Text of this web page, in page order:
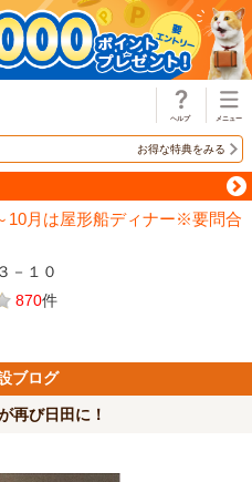
お得な特典をみる
10月は屋形船ディナー※要問合
－１０
870件
ブログ
再び日田に！